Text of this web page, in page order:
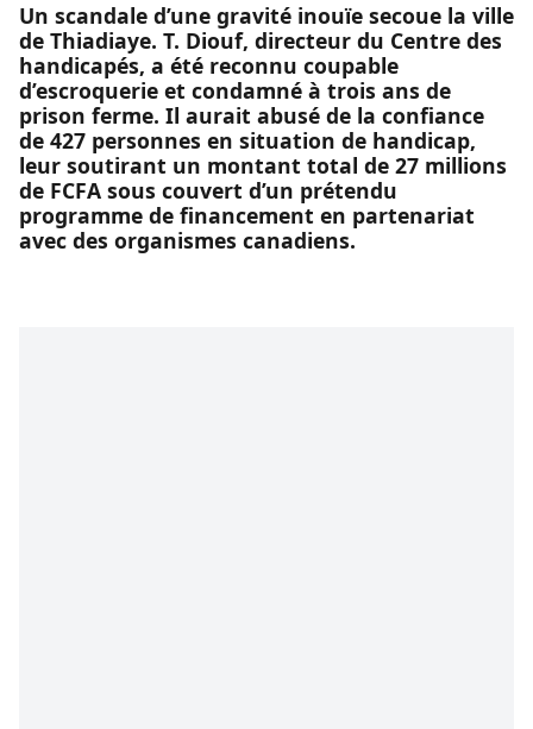
Un scandale d’une gravité inouïe secoue la ville
de Thiadiaye. T. Diouf, directeur du Centre des
handicapés, a été reconnu coupable
d’escroquerie et condamné à trois ans de
prison ferme. Il aurait abusé de la confiance
de 427 personnes en situation de handicap,
leur soutirant un montant total de 27 millions
de FCFA sous couvert d’un prétendu
programme de financement en partenariat
avec des organismes canadiens.